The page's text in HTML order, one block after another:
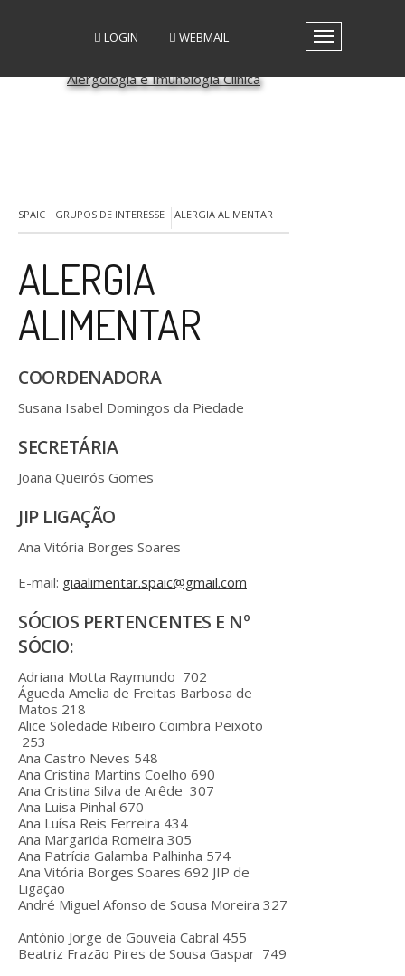
Toggle
GRUPOS DE INTERESSE
PATROCÍNIO CIENTÍFICO
LOGIN WEBMAIL
SPAIC GRUPOS DE INTERESSE ALERGIA ALIMENTAR
ALERGIA
ALIMENTAR
COORDENADORA
Susana Isabel Domingos da Piedade
SECRETÁRIA
Joana Queirós Gomes
JIP LIGAÇÃO
Ana Vitória Borges Soares
E-mail: giaalimentar.spaic@gmail.com
SÓCIOS PERTENCENTES E Nº
SÓCIO:
Adriana Motta Raymundo 702
Águeda Amelia de Freitas Barbosa de
Matos 218
Alice Soledade Ribeiro Coimbra Peixoto
253
Ana Castro Neves 548
Ana Cristina Martins Coelho 690
Ana Cristina Silva de Arêde 307
Ana Luisa Pinhal 670
Ana Luísa Reis Ferreira 434
Ana Margarida Romeira 305
Ana Patrícia Galamba Palhinha 574
Ana Vitória Borges Soares 692 JIP de
Ligação
André Miguel Afonso de Sousa Moreira 327
António Jorge de Gouveia Cabral 455
Beatriz Frazão Pires de Sousa Gaspar 749